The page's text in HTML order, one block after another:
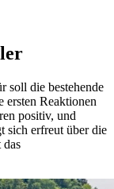
soll die bestehende
Reaktionen
positiv, und
sich erfreut über die
das